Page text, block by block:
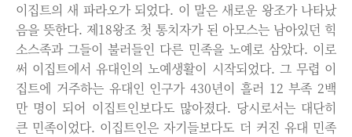
이집트의 새 파라오가 되었다. 이 말은 새로운 왕조가 나타났
음을 뜻한다. 제18왕조 첫 통치자가 된 아모스는 남아있던 힉
소스족과 그들이 불러들인 다른 민족을 노예로 삼았다. 이로
써 이집트에서 유대인의 노예생활이 시작되었다. 그 무렵 이
집트에 거주하는 유대인 인구가 430년이 흘러 12 부족 2백
만 명이 되어 이집트인보다도 많아졌다. 당시로서는 대단히
큰 민족이었다. 이집트인은 자기들보다도 더 커진 유대 민족